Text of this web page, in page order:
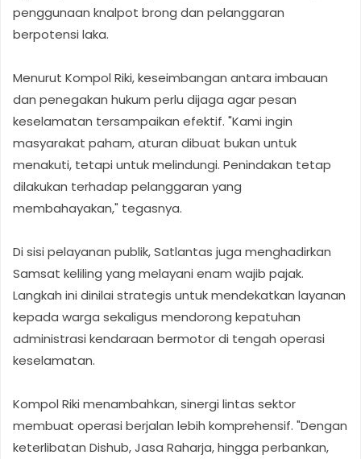
penggunaan knalpot brong dan pelanggaran
berpotensi laka.
Menurut Kompol Riki, keseimbangan antara imbauan
dan penegakan hukum perlu dijaga agar pesan
keselamatan tersampaikan efektif. "Kami ingin
masyarakat paham, aturan dibuat bukan untuk
menakuti, tetapi untuk melindungi. Penindakan tetap
dilakukan terhadap pelanggaran yang
membahayakan," tegasnya.
Di sisi pelayanan publik, Satlantas juga menghadirkan
Samsat keliling yang melayani enam wajib pajak.
Langkah ini dinilai strategis untuk mendekatkan layanan
kepada warga sekaligus mendorong kepatuhan
administrasi kendaraan bermotor di tengah operasi
keselamatan.
Kompol Riki menambahkan, sinergi lintas sektor
membuat operasi berjalan lebih komprehensif. "Dengan
keterlibatan Dishub, Jasa Raharja, hingga perbankan,